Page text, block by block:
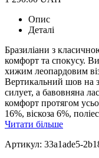
Опис
Деталі
Бразиліани з
комфорт та спокусу.
хижим леопардовим
Вертикальний шов на
силует, а бавовняна
комфорт протягом
16%, віскоза 6%,
Читати більше
Артикул: 33a1ade5-